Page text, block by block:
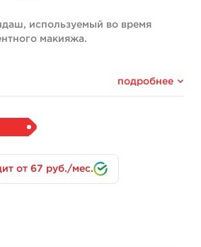
используемый во время
макияжа.
подробнее
от 67 руб./мес.